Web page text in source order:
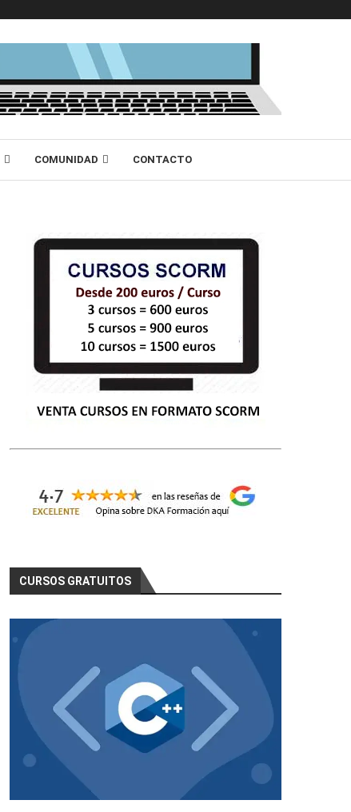
COMUNIDAD CONTACTO
CURSOS GRATUITOS